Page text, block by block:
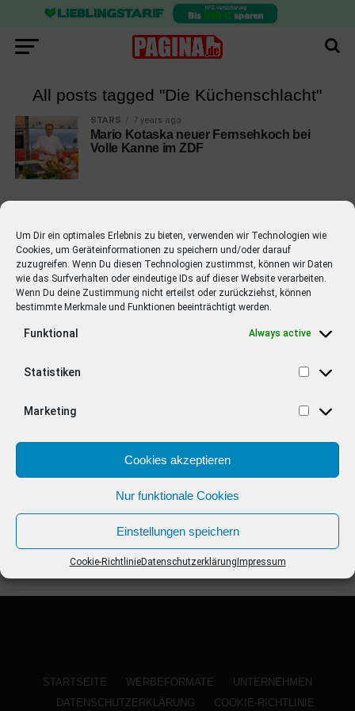
Um Dir ein optimales Erlebnis zu bieten, verwenden wir Technologien wie
Cookies, um Geräteinformationen zu speichern und/oder darauf
zuzugreifen. Wenn Du diesen Technologien zustimmst, können wir Daten
wie das Surfverhalten oder eindeutige IDs auf dieser Website verarbeiten.
Wenn Du deine Zustimmung nicht erteilst oder zurückziehst, können
bestimmte Merkmale und Funktionen beeinträchtigt werden.
Funktional Always active
Statistiken
Marketing
Cookies akzeptieren
Nur funktionale Cookies
Einstellungen speichern
Cookie-RichtlinieDatenschutzerklärung Impressum
All posts tagged "Die Küchenschlacht"
STARS 7 years ago
Mario Kotaska neuer Fernsehkoch bei
Volle Kanne im ZDF
EMPFOHLEN
STARS 4 years ago
Barbara Schöneberger Moderatorin
von “Verstehen Sie Spaß?”
STARTSEITE WERBEFORMATE
UNTERNEHMEN
DATENSCHUTZERKLÄRUNG
COOKIE-RICHTLINIE